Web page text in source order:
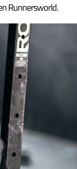
Runnersworld.